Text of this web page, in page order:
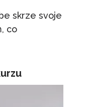
skrze svoje
co